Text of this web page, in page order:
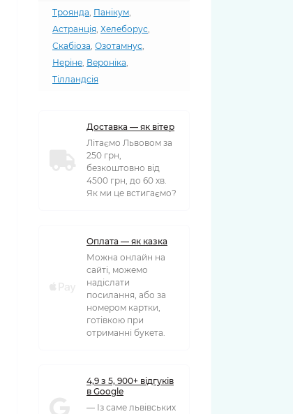
Троянда, Панікум,
Астранція, Хелеборус,
Скабіоза, Озотамнус,
Неріне, Вероніка,
Тілландсія
Доставка — як вітер
Літаємо Львовом за
250 грн,
безкоштовно від
4500 грн, до 60 хв.
Як ми це встигаємо?
Оплата — як казка
Можна онлайн на
сайті, можемо
надіслати
посилання, або за
номером картки,
готівкою при
отриманні букета.
4,9 з 5, 900+ відгуків
в Google
— Із саме львівських